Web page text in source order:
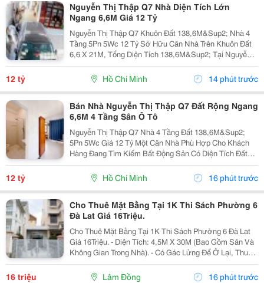
Nguyễn Thị Thập Q7 Nhà Diện Tích Lớn
Ngang 6,6M Giá 12 Tỷ
Nguyễn Thị Thập Q7 Khuôn Đất 138,6M&Sup2; Nhà 4
Tầng 5Pn 5Wc 12 Tỷ Sở Hữu Căn Nhà Trên Khuôn Đất
6,6 X 21M, Tổng Diện Tích 138,6M&Sup2; Tại Nguyễn
Thị Thập, Quận 7. Đây Là Lựa Chọn Phù Hợp Cho
Khách Hàng Muốn Tìm Một Tài Sản Có Diện Tích Thực
Lớn Và...
12 tỷ Hồ Chí Minh 14 phút trước
Bán Nhà Nguyễn Thị Thập Q7 Đất Rộng Ngang
6,6M 4 Tầng Sân Ô Tô
Nguyễn Thị Thập Q7 Nhà 4 Tầng Đất 138,6M&Sup2;
5Pn 5Wc Giá 12 Tỷ Một Căn Nhà Phù Hợp Cho Khách
Hàng Đang Tìm Kiếm Bất Động Sản Có Diện Tích Đất
Lớn Tại Quận 7, Vừa Có Thể Sử Dụng Ngay Vừa Có
Phương Án Khai Thác Về Sau. Khuôn Đất 6,6 X 21M,
12 tỷ Hồ Chí Minh 16 phút trước
Cho Thuê Mặt Bằng Tại 1K Thi Sách Phường 6
Đà Lat Giá 16Triệu.
Cho Thuê Mặt Bằng Tại 1K Thi Sách Phường 6 Đà Lat
Giá 16Triệu. - Diện Tích: 4,5M X 30M (Bao Gồm Sân Và
Không Gian Trong Nhà). - Có Gác Lửng Để Ở Lại, Thuận
Tiện Vừa Kinh Doanh Vừa Sinh Hoạt. - Điện, Nước Tính
Riêng Theo Mức Sử Dụng. - Giá Thuê:...
16 triệu Lâm Đồng 16 phút trước